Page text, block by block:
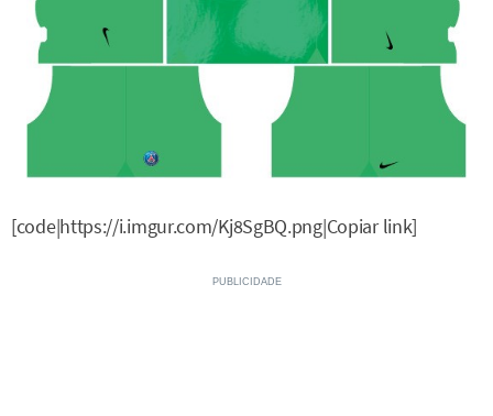
[code|https://i.imgur.com/Kj8SgBQ.png|Copiar link]